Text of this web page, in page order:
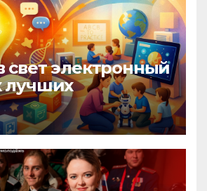
электронный
лучших
практик
дошкольного